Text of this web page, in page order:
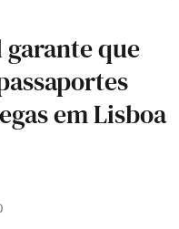
que
em Lisboa